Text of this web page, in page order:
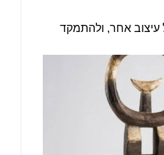
עיצוב אחר, ולהתמקד